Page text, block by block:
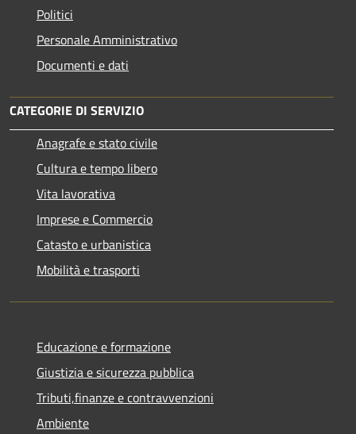
Politici
Personale Amministrativo
Documenti e dati
CATEGORIE DI SERVIZIO
Anagrafe e stato civile
Cultura e tempo libero
Vita lavorativa
Imprese e Commercio
Catasto e urbanistica
Mobilità e trasporti
Educazione e formazione
Giustizia e sicurezza pubblica
Tributi,finanze e contravvenzioni
Ambiente